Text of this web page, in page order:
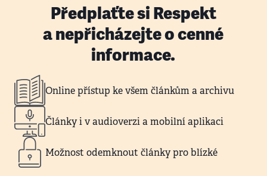
Předplaťte si Respekt
a nepřicházejte o cenné
informace.
Online přístup ke všem článkům a archivu
Články i v audioverzi a mobilní aplikaci
Možnost odemknout články pro blízké